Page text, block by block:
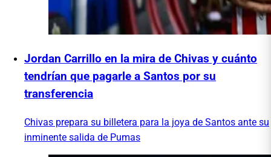
Jordan Carrillo en la mira de Chivas y cuánto
tendrían que pagarle a Santos por su
transferencia
Chivas prepara su billetera para la joya de Santos ante su
inminente salida de Pumas